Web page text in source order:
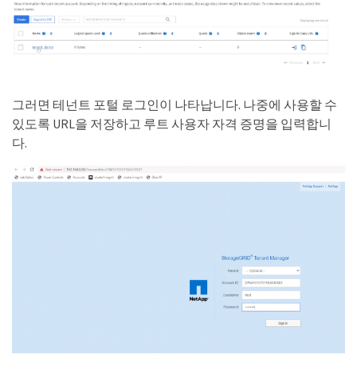
그러면 테넌트 포털 로그인이 나타납니다. 나중에 사용할 수
있도록 URL을 저장하고 루트 사용자 자격 증명을 입력합니
다.